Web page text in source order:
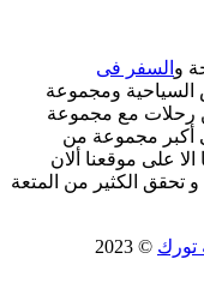
و السفر فى
السياحية ومجموعة
رحلات مع مجموعة
أكبر مجموعة من
الا على موقعنا ألان
تحقق الكثير من المتعة
© 2023